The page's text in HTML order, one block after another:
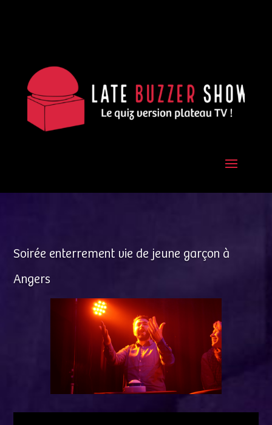
Soirée enterrement vie de jeune garçon à
Angers